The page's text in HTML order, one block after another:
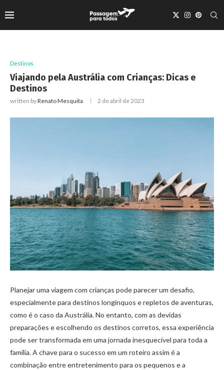
Destinos
Viajando pela Austrália com Crianças: Dicas e
Destinos
written byRenato Mesquita 2 de abril de 2023
Planejar uma viagem com crianças pode parecer um desafio,
especialmente para destinos longínquos e repletos de aventuras,
como é o caso da Austrália. No entanto, com as devidas
preparações e escolhendo os destinos corretos, essa experiência
pode ser transformada em uma jornada inesquecível para toda a
família. A chave para o sucesso em um roteiro assim é a
combinação entre entretenimento para os pequenos e a